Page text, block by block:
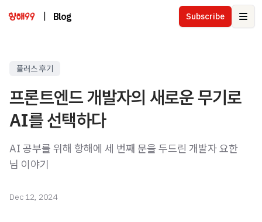
Blog Subscribe
플러스 후기
프론트엔드 개발자의 새로운 무기로
AI를 선택하다
AI 공부를 위해 항해에 세 번째 문을 두드린 개발자 요한
님 이야기
Dec 12, 2024